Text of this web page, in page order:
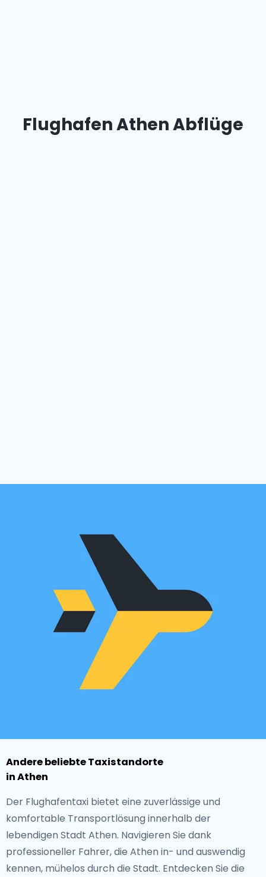
Flughafen Athen Abflüge
Andere beliebte Taxistandorte
in Athen
Der Flughafentaxi bietet eine zuverlässige und
komfortable Transportlösung innerhalb der
lebendigen Stadt Athen. Navigieren Sie dank
professioneller Fahrer, die Athen in- und auswendig
kennen, mühelos durch die Stadt. Entdecken Sie die